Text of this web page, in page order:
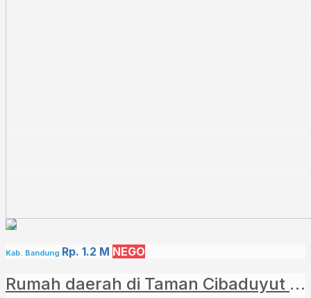
Kab. Bandung Rp. 1.2 M NEGO
Rumah daerah di Taman Cibaduyut Indah